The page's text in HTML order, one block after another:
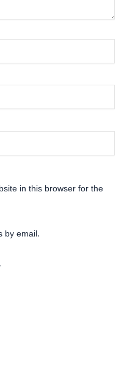
in this browser for the
by email.